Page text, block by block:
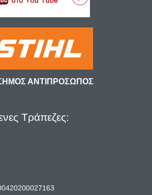
ΑΝΤΙΠΡΟΣΩΠΟΣ
Τράπεζες: